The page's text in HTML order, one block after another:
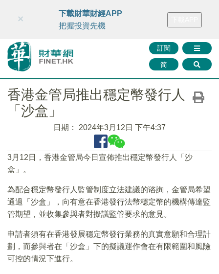
財華智庫網 FINTV FINMETA 財華證券 媒體矩陣
訂閱
简
×
下載財華財經APP
把握投資先機
香港金管局推出穩定幣發行人
「沙盒」
日期： 2024年3月12日 下午4:37
3月12日，香港金管局今日宣佈推出穩定幣發行人「沙
盒」。
為配合穩定幣發行人監管制度立法建議的谘詢，金管局希望
通過「沙盒」，向有意在香港發行法幣穩定幣的機構傳達監
管期望，並收集參與者對擬議監管要求的意見。
申請者須有在香港發展穩定幣發行業務的真實意願和合理計
劃，而參與者在「沙盒」下的擬議運作會在有限範圍和風險
可控的情況下進行。